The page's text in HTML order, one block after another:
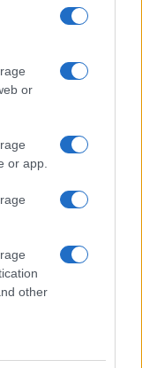
or
or app.
other
ελεύθερες
του Τάσου
Ναυτικών
και τελευταίας
μέρες μετά την